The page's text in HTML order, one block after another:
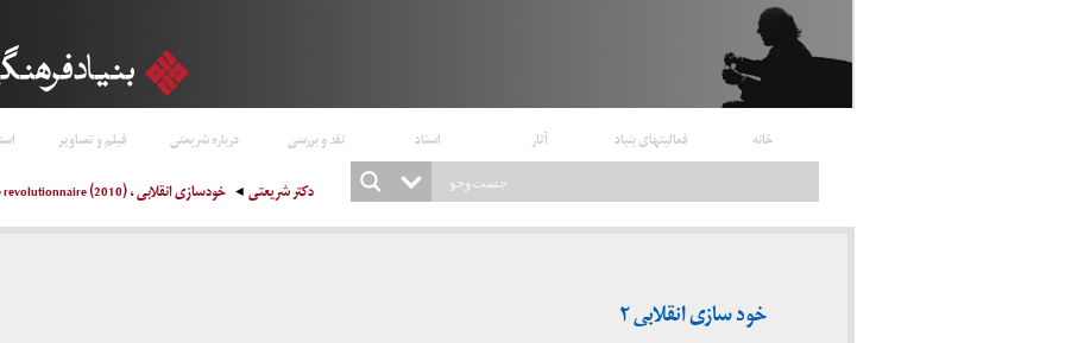
خانه فعالیتهای بنیاد آثار اسناد نقد و بررسی درباره شریعتی فیلم و تصاویر
دکتر شریعتی خودسازی انقلابی ، Construire l’identite revolutionnaire (2010)
خود سازی انقلابی ۲